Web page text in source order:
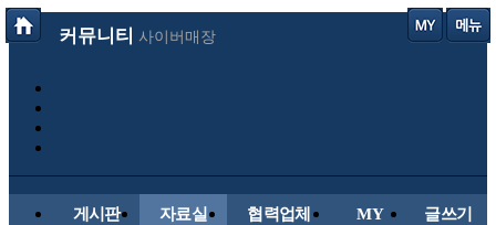
커뮤니티 사이버매장
게시판 자료실 협력업체 MY 글쓰기